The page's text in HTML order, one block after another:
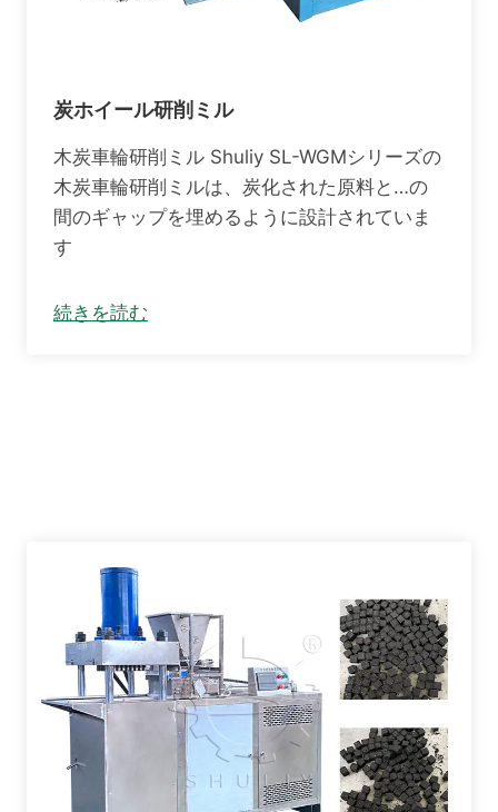
炭ホイール研削ミル
木炭車輪研削ミル Shuliy SL-WGMシリーズの
木炭車輪研削ミルは、炭化された原料と…の
間のギャップを埋めるように設計されていま
す
続きを読む